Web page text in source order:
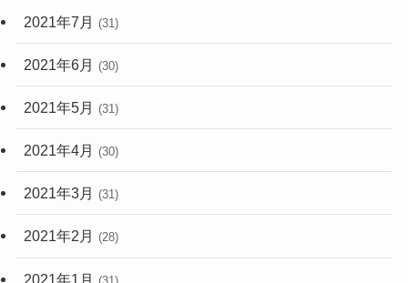
2021年7月 (31)
2021年6月 (30)
2021年5月 (31)
2021年4月 (30)
2021年3月 (31)
2021年2月 (28)
2021年1月